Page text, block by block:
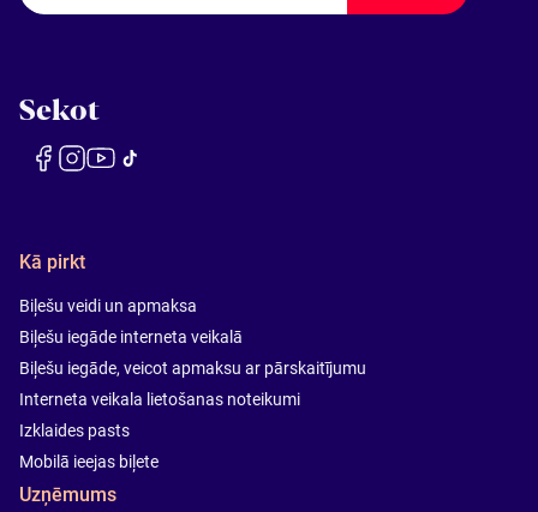
Sekot
Kā pirkt
Biļešu veidi un apmaksa
Biļešu iegāde interneta veikalā
Biļešu iegāde, veicot apmaksu ar pārskaitījumu
Interneta veikala lietošanas noteikumi
Izklaides pasts
Mobilā ieejas biļete
Uzņēmums